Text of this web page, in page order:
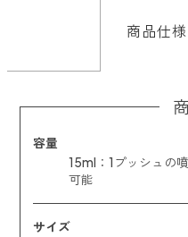
商品仕様
容量
15ml：1プッシュの
可能
サイズ